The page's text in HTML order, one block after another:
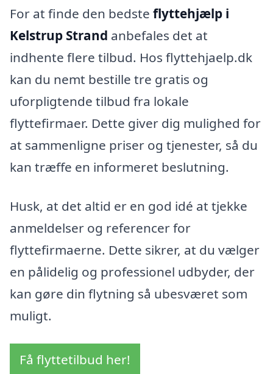
For at finde den bedste flyttehjælp i
Kelstrup Strand anbefales det at
indhente flere tilbud. Hos flyttehjaelp.dk
kan du nemt bestille tre gratis og
uforpligtende tilbud fra lokale
flyttefirmaer. Dette giver dig mulighed for
at sammenligne priser og tjenester, så du
kan træffe en informeret beslutning.
Husk, at det altid er en god idé at tjekke
anmeldelser og referencer for
flyttefirmaerne. Dette sikrer, at du vælger
en pålidelig og professionel udbyder, der
kan gøre din flytning så ubesværet som
muligt.
Få flyttetilbud her!